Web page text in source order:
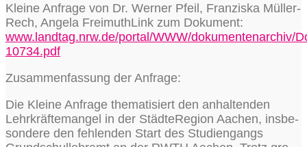
Klei­ne Anfra­ge von Dr. Wer­ner Pfeil, Fran­zis­ka Mül­ler-
Rech, Ange­la Frei­muth­Link zum Doku­ment:
www.landtag.nrw.de/portal/WWW/dokumentenarchiv/
10734.pdf
Zusam­men­fas­sung der Anfrage:
Die Klei­ne Anfra­ge the­ma­ti­siert den anhal­ten­den
Lehr­kräf­te­man­gel in der Städ­te­Re­gi­on Aachen, ins­be­
son­de­re den feh­len­den Start des Stu­di­en­gangs